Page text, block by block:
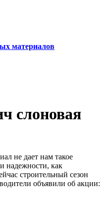
материалов
слоновая
не дает нам такое
надежности, как
строительный сезон
объявили об акции: